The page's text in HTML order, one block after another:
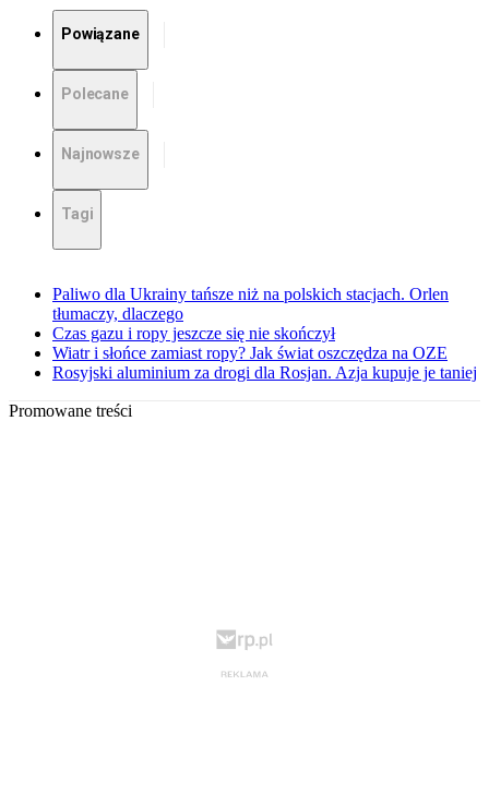
Powiązane
Polecane
Najnowsze
Tagi
Paliwo dla Ukrainy tańsze niż na polskich stacjach. Orlen
tłumaczy, dlaczego
Czas gazu i ropy jeszcze się nie skończył
Wiatr i słońce zamiast ropy? Jak świat oszczędza na OZE
Rosyjski aluminium za drogi dla Rosjan. Azja kupuje je taniej
Promowane treści